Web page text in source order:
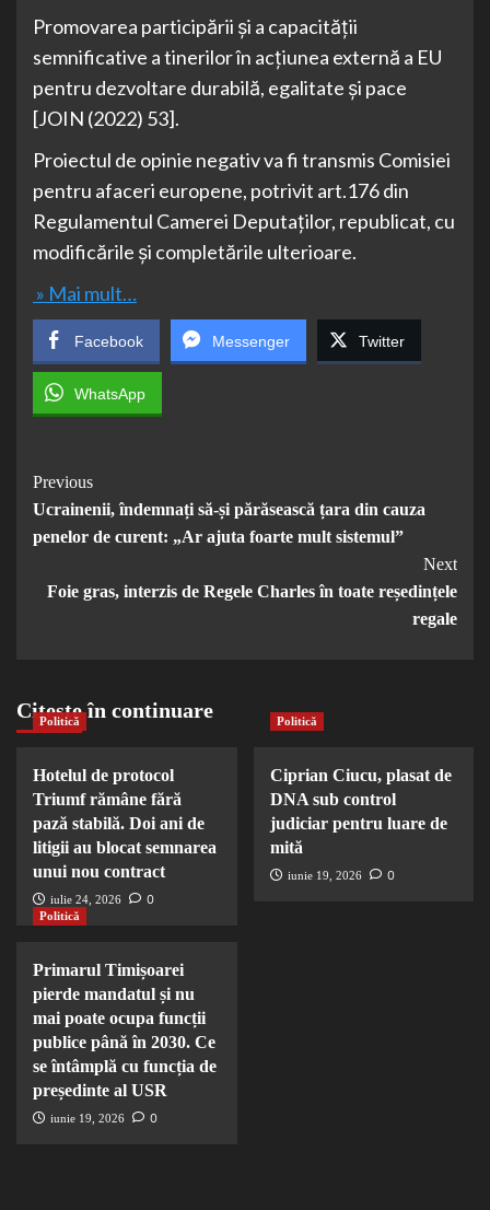
Promovarea participării și a capacității
semnificative a tinerilor în acțiunea externă a EU
pentru dezvoltare durabilă, egalitate și pace
[JOIN (2022) 53].
Proiectul de opinie negativ va fi transmis Comisiei
pentru afaceri europene, potrivit art.176 din
Regulamentul Camerei Deputaţilor, republicat, cu
modificările şi completările ulterioare.
» Mai mult…
Facebook Messenger Twitter
WhatsApp
Post
Navigation
Previous
Ucrainenii, îndemnați să-și părăsească țara din cauza
penelor de curent: „Ar ajuta foarte mult sistemul”
Next
Foie gras, interzis de Regele Charles în toate reședințele
regale
Citește în continuare
Politică
Hotelul de protocol
Triumf rămâne fără
pază stabilă. Doi ani de
litigii au blocat semnarea
unui nou contract
iulie 24, 2026 0
Politică
Ciprian Ciucu, plasat de
DNA sub control
judiciar pentru luare de
mită
iunie 19, 2026 0
Politică
Primarul Timișoarei
pierde mandatul și nu
mai poate ocupa funcții
publice până în 2030. Ce
se întâmplă cu funcția de
președinte al USR
iunie 19, 2026 0